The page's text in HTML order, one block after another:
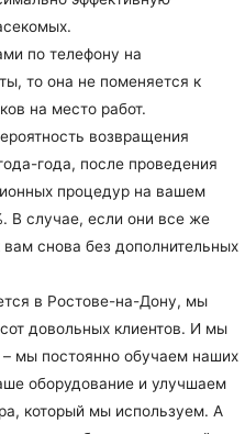
по телефону на
то она не поменяется к
на место работ.
возвращения
года, после проведения
процедур на вашем
В случае, если они все же
снова без дополнительных
в Ростове-на-Дону, мы
довольных клиентов. И мы
мы постоянно обучаем наших
оборудование и улучшаем
который мы используем. А